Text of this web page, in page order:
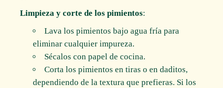
Limpieza y corte de los pimientos:
Lava los pimientos bajo agua fría para
eliminar cualquier impureza.
Sécalos con papel de cocina.
Corta los pimientos en tiras o en daditos,
dependiendo de la textura que prefieras. Si los